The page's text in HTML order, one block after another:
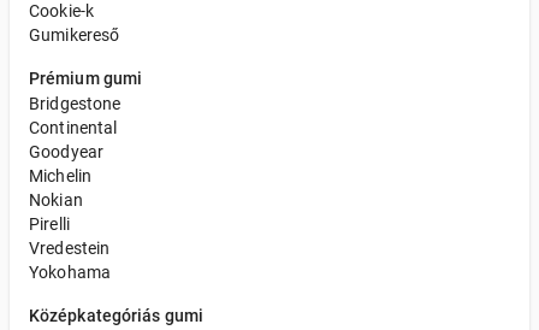
Cookie-k
Gumikereső
Prémium gumi
Bridgestone
Continental
Goodyear
Michelin
Nokian
Pirelli
Vredestein
Yokohama
Középkategóriás gumi